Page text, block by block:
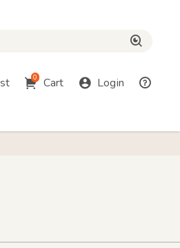
0 Cart Login